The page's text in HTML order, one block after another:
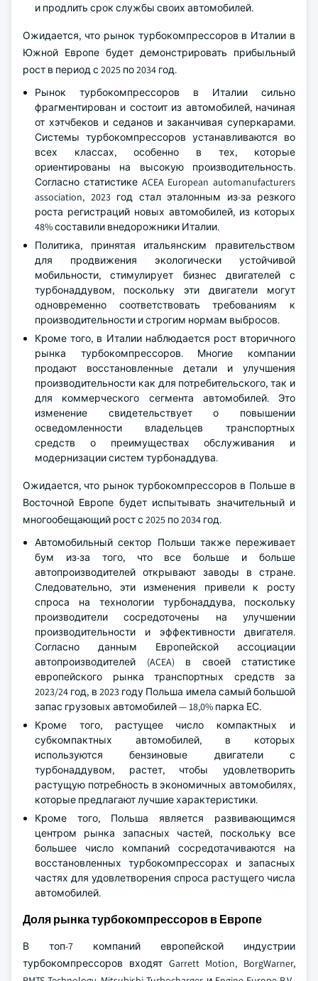
и продлить срок службы своих автомобилей.
Ожидается, что рынок турбокомпрессоров в Италии в
Южной Европе будет демонстрировать прибыльный
рост в период с 2025 по 2034 год.
Рынок турбокомпрессоров в Италии сильно
фрагментирован и состоит из автомобилей, начиная
от хэтчбеков и седанов и заканчивая суперкарами.
Системы турбокомпрессоров устанавливаются во
всех классах, особенно в тех, которые
ориентированы на высокую производительность.
Согласно статистике ACEA European automanufacturers
association, 2023 год стал эталонным из-за резкого
роста регистраций новых автомобилей, из которых
48% составили внедорожники Италии.
Политика, принятая итальянским правительством
для продвижения экологически устойчивой
мобильности, стимулирует бизнес двигателей с
турбонаддувом, поскольку эти двигатели могут
одновременно соответствовать требованиям к
производительности и строгим нормам выбросов.
Кроме того, в Италии наблюдается рост вторичного
рынка турбокомпрессоров. Многие компании
продают восстановленные детали и улучшения
производительности как для потребительского, так и
для коммерческого сегмента автомобилей. Это
изменение свидетельствует о повышении
осведомленности владельцев транспортных
средств о преимуществах обслуживания и
модернизации систем турбонаддува.
Ожидается, что рынок турбокомпрессоров в Польше в
Восточной Европе будет испытывать значительный и
многообещающий рост с 2025 по 2034 год.
Автомобильный сектор Польши также переживает
бум из-за того, что все больше и больше
автопроизводителей открывают заводы в стране.
Следовательно, эти изменения привели к росту
спроса на технологии турбонаддува, поскольку
производители сосредоточены на улучшении
производительности и эффективности двигателя.
Согласно данным Европейской ассоциации
автопроизводителей (ACEA) в своей статистике
европейского рынка транспортных средств за
2023/24 год, в 2023 году Польша имела самый большой
запас грузовых автомобилей — 18,0% парка ЕС.
Кроме того, растущее число компактных и
субкомпактных автомобилей, в которых
используются бензиновые двигатели с
турбонаддувом, растет, чтобы удовлетворить
растущую потребность в экономичных автомобилях,
которые предлагают лучшие характеристики.
Кроме того, Польша является развивающимся
центром рынка запасных частей, поскольку все
большее число компаний сосредотачиваются на
восстановленных турбокомпрессорах и запасных
частях для удовлетворения спроса растущего числа
автомобилей.
Доля рынка турбокомпрессоров в Европе
В топ-7 компаний европейской индустрии
турбокомпрессоров входят Garrett Motion, BorgWarner,